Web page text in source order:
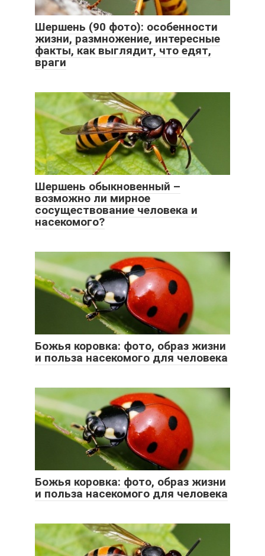
Шершень (90 фото): особенности
жизни, размножение, интересные
факты, как выглядит, что едят,
враги
Шершень обыкновенный –
возможно ли мирное
сосуществование человека и
насекомого?
Божья коровка: фото, образ жизни
и польза насекомого для человека
Божья коровка: фото, образ жизни
и польза насекомого для человека